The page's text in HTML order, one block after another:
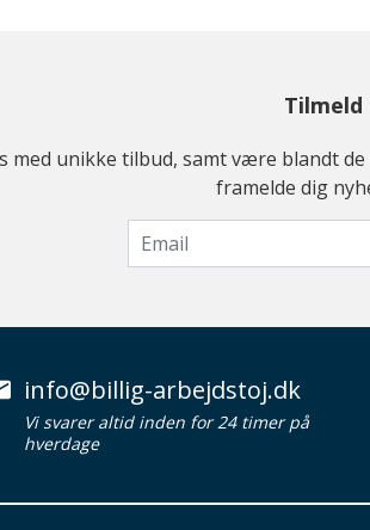
Tilmeld
med unikke tilbud, samt være blandt
framelde dig
info@billig-arbejdstoj.dk
Vi svarer altid inden for 24 timer på
hverdage